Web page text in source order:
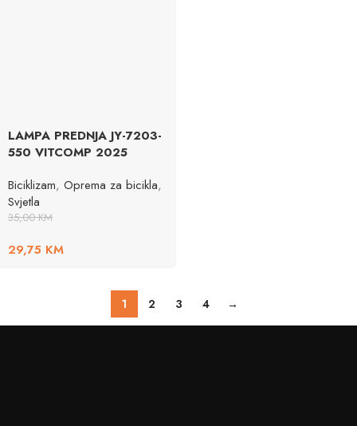
LAMPA PREDNJA JY-7203-
550 VITCOMP 2025
Biciklizam, Oprema za bicikla,
Svjetla
35,00KM
29,75 KM
1 2 3 4 →